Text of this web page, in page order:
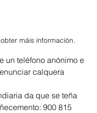
máis información.
un teléfono anónimo e
calquera
da que se teña
900 815